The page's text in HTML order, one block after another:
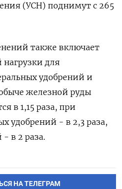
(УСН) поднимут с 265
также включает
нагрузки для
удобрений и
железной руды
в 1,15 раза, при
удобрений - в 2,3 раза,
в 2 раза.
НА ТЕЛЕГРАМ